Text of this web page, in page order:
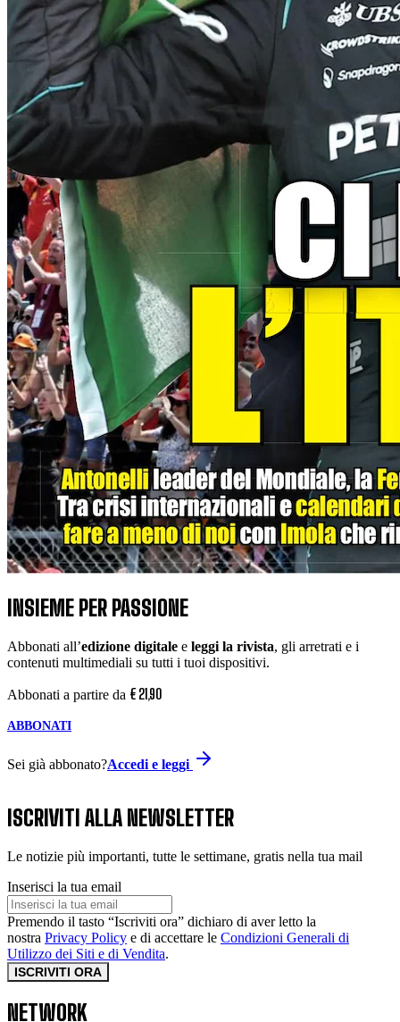
INSIEME PER PASSIONE
Abbonati all’edizione digitale e leggi la rivista, gli arretrati e i
contenuti multimediali su tutti i tuoi dispositivi.
Abbonati a partire da € 21,90
ABBONATI
Sei già abbonato?Accedi e leggi
ISCRIVITI ALLA NEWSLETTER
Le notizie più importanti, tutte le settimane, gratis nella tua mail
Inserisci la tua email
Premendo il tasto “Iscriviti ora” dichiaro di aver letto la
nostra Privacy Policy e di accettare le Condizioni Generali di
Utilizzo dei Siti e di Vendita.
ISCRIVITI ORA
NETWORK